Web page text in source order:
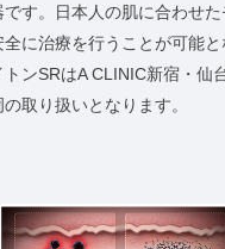
です。日本人の肌に合わせた
に治療を行うことが可能と
ンSRはA CLINIC新宿・仙
取り扱いとなります。